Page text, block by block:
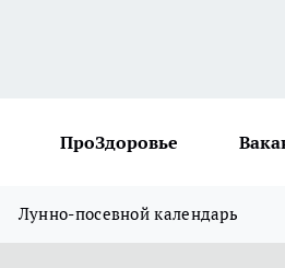
ПроЗдоровье
Лунно-посевной календарь